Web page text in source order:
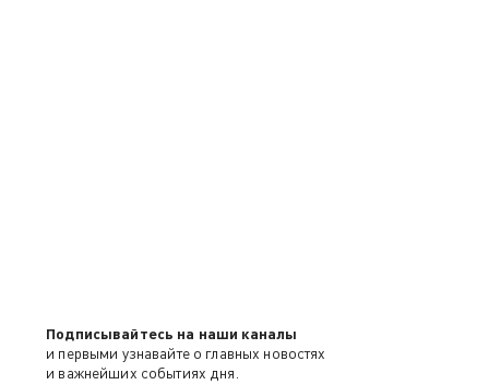
Подписывайтесь на наши каналы
и первыми узнавайте о главных новостях
и важнейших событиях дня.